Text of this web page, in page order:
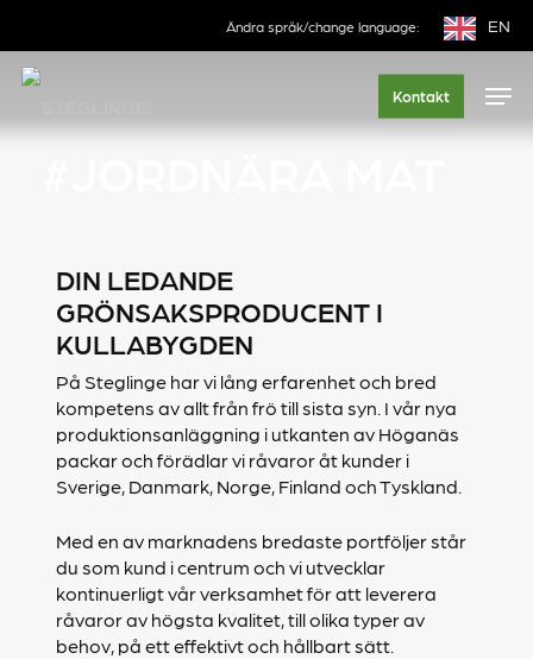
to
main
Ändra språk/change language: EN
Kontakt
DIN LEDANDE
GRÖNSAKSPRODUCENT I
KULLABYGDEN
På Steglinge har vi lång erfarenhet och bred
kompetens av allt från frö till sista syn. I vår nya
produktionsanläggning i utkanten av Höganäs
packar och förädlar vi råvaror åt kunder i
Sverige, Danmark, Norge, Finland och Tyskland.
Med en av marknadens bredaste portföljer står
du som kund i centrum och vi utvecklar
kontinuerligt vår verksamhet för att leverera
råvaror av högsta kvalitet, till olika typer av
behov, på ett effektivt och hållbart sätt.